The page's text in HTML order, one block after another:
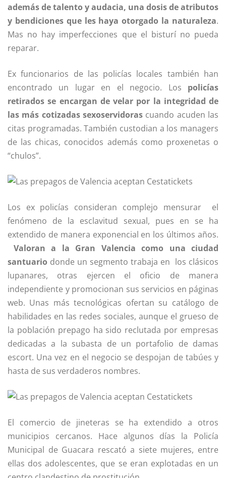
además de talento y audacia, una dosis de atributos
y bendiciones que les haya otorgado la naturaleza.
Mas no hay imperfecciones que el bisturí no pueda
reparar.
Ex funcionarios de las policías locales también han
encontrado un lugar en el negocio. Los policías
retirados se encargan de velar por la integridad de
las más cotizadas sexoservidoras cuando acuden las
citas programadas. También custodian a los managers
de las chicas, conocidos además como proxenetas o
“chulos”.
Los ex policías consideran complejo mensurar el
fenómeno de la esclavitud sexual, pues en se ha
extendido de manera exponencial en los últimos años.
Valoran a la Gran Valencia como una ciudad
santuario donde un segmento trabaja en los clásicos
lupanares, otras ejercen el oficio de manera
independiente y promocionan sus servicios en páginas
web. Unas más tecnológicas ofertan su catálogo de
habilidades en las redes sociales, aunque el grueso de
la población prepago ha sido reclutada por empresas
dedicadas a la subasta de un portafolio de damas
escort. Una vez en el negocio se despojan de tabúes y
hasta de sus verdaderos nombres.
El comercio de jineteras se ha extendido a otros
municipios cercanos. Hace algunos días la Policía
Municipal de Guacara rescató a siete mujeres, entre
ellas dos adolescentes, que se eran explotadas en un